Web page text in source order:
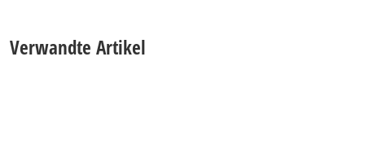
Verwandte Artikel